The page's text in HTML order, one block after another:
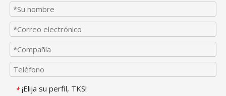
* ¡Elija su perfil, TKS!